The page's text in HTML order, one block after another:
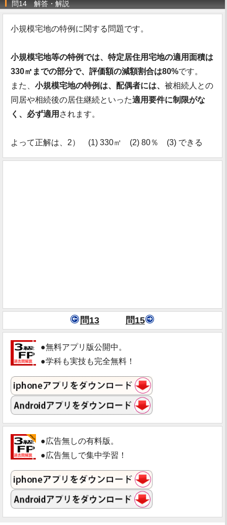
問14 解答・解説
小規模宅地の特例に関する問題です。
小規模宅地等の特例では、特定居住用宅地の適用面積は
330㎡までの部分で、評価額の減額割合は80%です。
また、 小規模宅地の特例は、配偶者には、 被相続人との
同居や相続後の居住継続といった適用要件に制限がな
く、必ず適用 されます。
よって正解は、2） (1) 330㎡ (2) 80％ (3) できる
問13 問15
●無料アプリ版公開中。
●学科も実技も完全無料！
●広告無しの有料版。
●広告無しで集中学習！